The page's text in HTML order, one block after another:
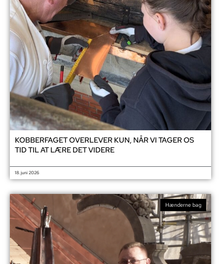
KOBBERFAGET OVERLEVER KUN, NÅR VI TAGER OS
TID TIL AT LÆRE DET VIDERE
18. juni 2026
Hænderne bag